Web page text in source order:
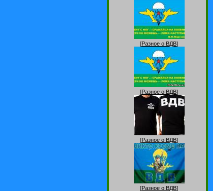
[Разное о ВДВ]
[Разное о ВДВ]
[Разное о ВДВ]
[Разное о ВДВ]